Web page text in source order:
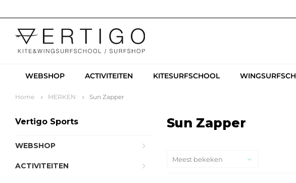
WEBSHOP ACTIVITEITEN KITESURFSCHOOL
Home MERKEN Sun Zapper
Vertigo Sports
WEBSHOP
ACTIVITEITEN
Sun Zapper
Meest bekeken